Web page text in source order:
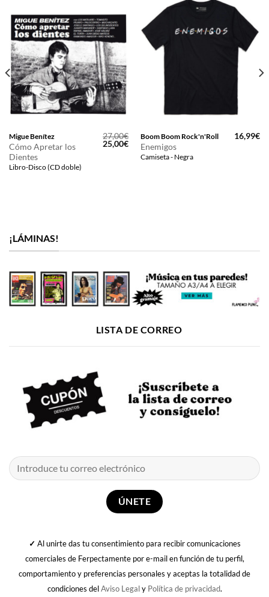
Migue Benítez
Cómo Apretar los
Dientes
Libro-Disco (CD doble)
27,00€
El
precio
25,00€El
precio
actual
Boom Boom Rock'n'Roll
Enemigos
Camiseta - Negra
16,99€
¡LÁMINAS!
LISTA DE CORREO
✓ Al unirte das tu consentimiento para recibir comunicaciones
comerciales de Ferpectamente por e-mail en función de tu perfil,
comportamiento y preferencias personales y aceptas la totalidad de
condiciones delAviso Legaly Política de privacidad.